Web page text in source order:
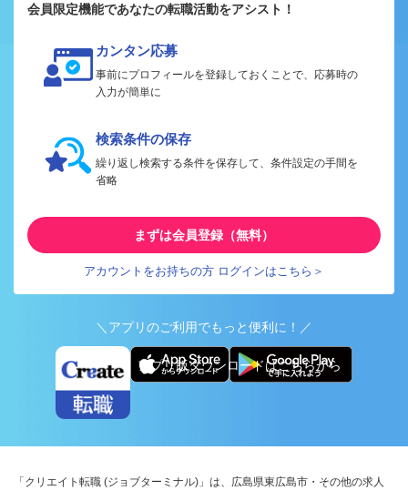
会員限定機能であなたの転職活動をアシスト！
カンタン応募
事前にプロフィールを登録しておくことで、応募時の
入力が簡単に
検索条件の保存
繰り返し検索する条件を保存して、条件設定の手間を
省略
まずは会員登録（無料）
アカウントをお持ちの方 ログインはこちら＞
＼アプリのご利用でもっと便利に！／
アプリ版ダウンロードはこちらから
「クリエイト転職 (ジョブターミナル)」は、広島県東広島市・その他の求人